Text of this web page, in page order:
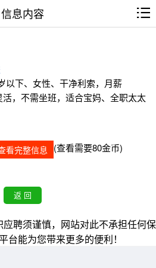
信息内容
以下、女性、干净利索，月薪
，不需坐班，适合宝妈、全职太太
看完整信息 (查看需要80金币)
聘须谨慎，网站对此不承担任何保
台能为您带来更多的便利！